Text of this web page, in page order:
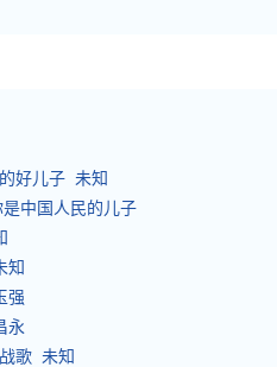
好儿子 未知
中国人民的儿子
强
永
歌 未知